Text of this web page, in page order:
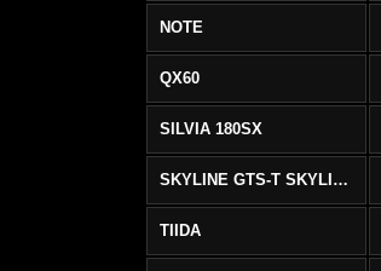
NOTE
QX60
SILVIA 180SX
SKYLINE GTS-T SKYLINE GTS-T
TIIDA